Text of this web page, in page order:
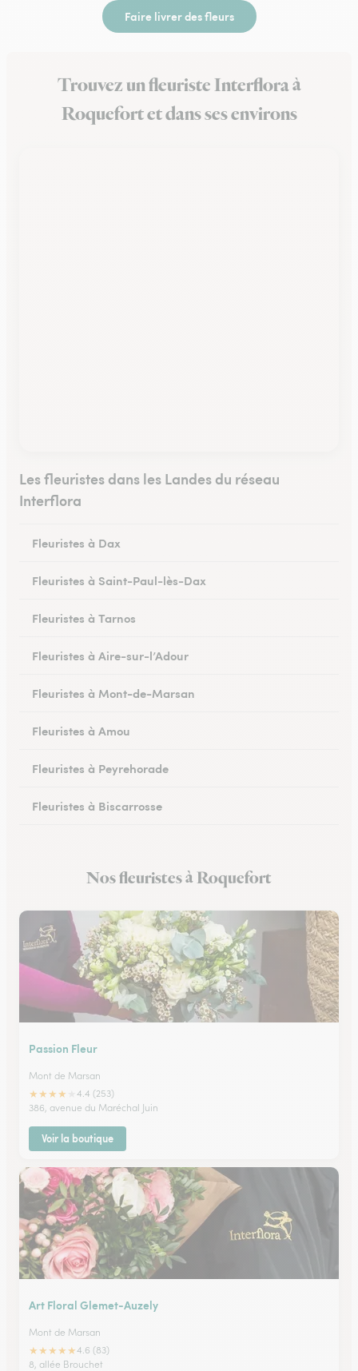
Faire livrer des fleurs
Trouvez un fleuriste Interflora à
Roquefort et dans ses environs
Les fleuristes dans les Landes du réseau
Interflora
Fleuristes à Dax
Fleuristes à Saint-Paul-lès-Dax
Fleuristes à Tarnos
Fleuristes à Aire-sur-l’Adour
Fleuristes à Mont-de-Marsan
Fleuristes à Amou
Fleuristes à Peyrehorade
Fleuristes à Biscarrosse
Fleuristes à Mugron
Nos fleuristes à Roquefort
Passion Fleur
Mont de Marsan
★★★★
4.4 (253)
386, avenue du Maréchal Juin
Voir la boutique
Art Floral Glemet-Auzely
Mont de Marsan
★★★★★4.6 (83)
8, allée Brouchet